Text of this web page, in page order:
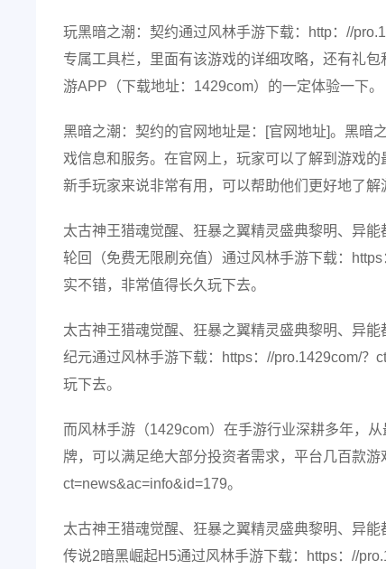
玩黑暗之潮：契约通过风林手游下载：http：//
专属工具栏，里面有该游戏的详细攻略，还有礼
游APP（下载地址：1429com）的一定体验一下。
黑暗之潮：契约的官网地址是：[官网地址]。黑暗
戏信息和服务。在官网上，玩家可以了解到游戏
新手玩家来说非常有用，可以帮助他们更好地了解
太古神王猎魂觉醒、狂暴之翼精灵盛典黎明、异
轮回（免费无限刷充值）通过风林手游下载：
实不错，非常值得长久玩下去。
太古神王猎魂觉醒、狂暴之翼精灵盛典黎明、异
纪元通过风林手游下载：https：//pro.1429com/
玩下去。
而风林手游（1429com）在手游行业深耕多年，
牌，可以满足绝大部分投资者需求，平台几百款
ct=news&ac=info&id=179。
太古神王猎魂觉醒、狂暴之翼精灵盛典黎明、异
传说2暗黑崛起H5通过风林手游下载：https：//